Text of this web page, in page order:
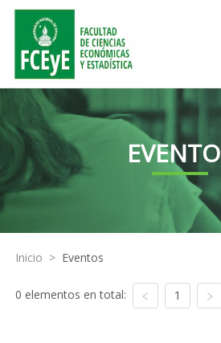
Inicio > Eventos
0 elementos en total: 1